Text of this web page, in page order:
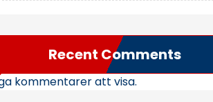
Recent Comments
kommentarer att visa.